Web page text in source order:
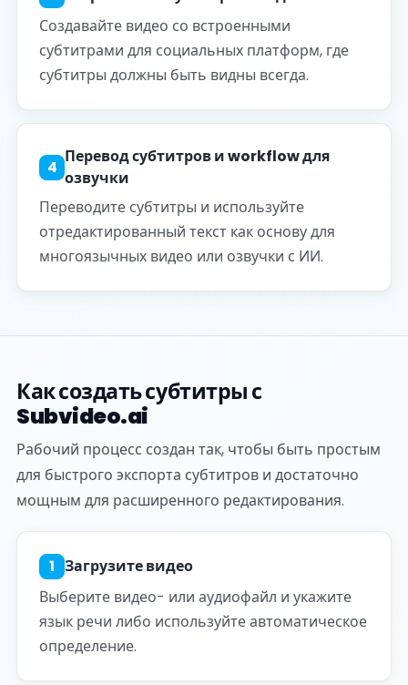
Создавайте видео со встроенными
субтитрами для социальных платформ, где
субтитры должны быть видны всегда.
4
Перевод субтитров и workflow для
озвучки
Переводите субтитры и используйте
отредактированный текст как основу для
многоязычных видео или озвучки с ИИ.
Как создать субтитры с
Subvideo.ai
Рабочий процесс создан так, чтобы быть простым
для быстрого экспорта субтитров и достаточно
мощным для расширенного редактирования.
1 Загрузите видео
Выберите видео- или аудиофайл и укажите
язык речи либо используйте автоматическое
определение.